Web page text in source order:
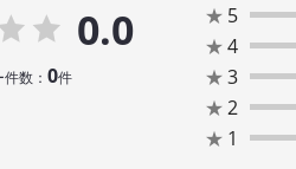
0.0
数： 0件
★ 5
★4
★3
★2
★ 1